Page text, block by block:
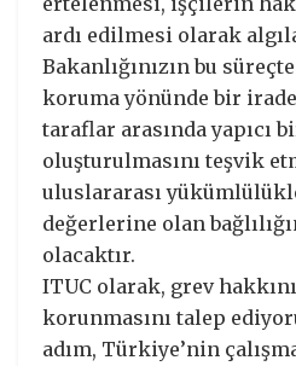
ardı edilmesi olarak
Bakanlığınızın bu
koruma yönünde bir
taraflar arasında yapıcı
oluşturulmasını teşvik
uluslararası
değerlerine olan
olacaktır.
ITUC olarak, grev
korunmasını talep
adım, Türkiye’nin